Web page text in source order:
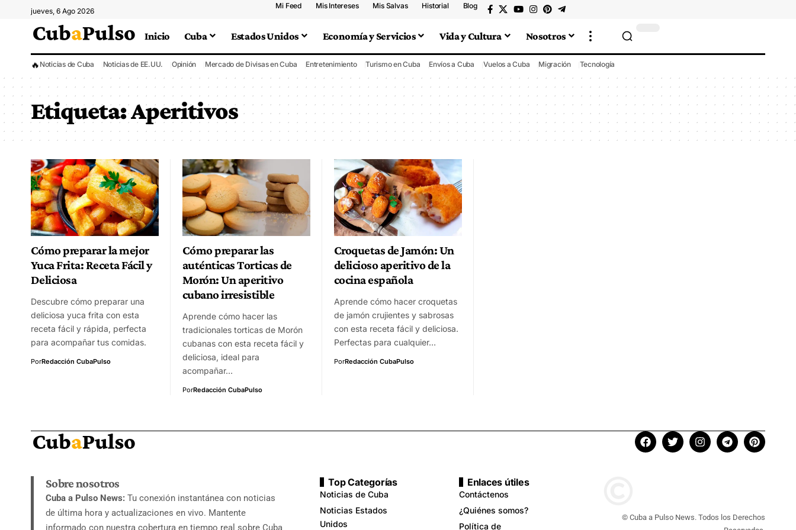
jueves, 6 Ago 2026
Mi Feed Mis Intereses Mis Salvas Historial Blog
Inicio Cuba Estados Unidos Economía y Servicios Vida y Cultura Nosotros
🔥 Noticias de Cuba Noticias de EE.UU. Opinión Mercado de Divisas en Cuba Entretenimiento Turismo en Cuba Envíos a Cuba Vuelos a Cuba Migración Tecnología
Etiqueta:Aperitivos
Cómo preparar la mejor
Yuca Frita: Receta Fácil y
Deliciosa
Descubre cómo preparar una
deliciosa yuca frita con esta
receta fácil y rápida, perfecta
para acompañar tus comidas.
PorRedacción CubaPulso
Cómo preparar las
auténticas Torticas de
Morón: Un aperitivo
cubano irresistible
Aprende cómo hacer las
tradicionales torticas de Morón
cubanas con esta receta fácil y
deliciosa, ideal para
acompañar…
PorRedacción CubaPulso
Croquetas de Jamón: Un
delicioso aperitivo de la
cocina española
Aprende cómo hacer croquetas
de jamón crujientes y sabrosas
con esta receta fácil y deliciosa.
Perfectas para cualquier…
PorRedacción CubaPulso
Sobre nosotros
Cuba a Pulso News: Tu conexión instantánea con noticias
de última hora y actualizaciones en vivo. Mantente
informado con nuestra cobertura en tiempo real sobre Cuba
Top Categorías
Noticias de Cuba
Noticias Estados
Unidos
Enlaces útiles
Contáctenos
¿Quiénes somos?
Política de
© Cuba a Pulso News. Todos los Derechos